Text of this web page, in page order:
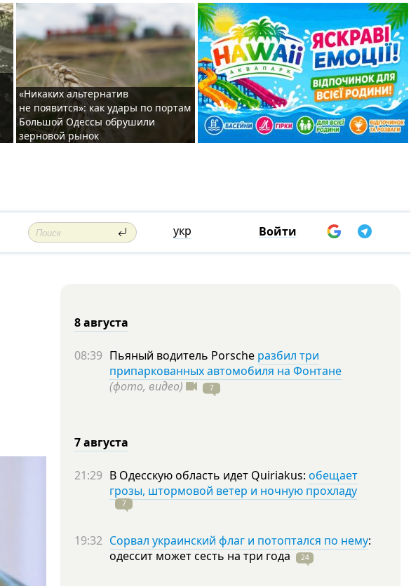
«Никаких альтернатив
не появится»: как удары по портам
Большой Одессы обрушили
зерновой рынок
укр Войти
8 августа
08:39 Пьяный водитель Porsche разбил три
припаркованных автомобиля на Фонтане
(фото, видео)
7
7 августа
21:29 В Одесскую область идет Quiriakus: обещает
грозы, штормовой ветер и ночную прохладу
7
19:32 Сорвал украинский флаг и потоптался по нему:
одессит может сесть на три года 24